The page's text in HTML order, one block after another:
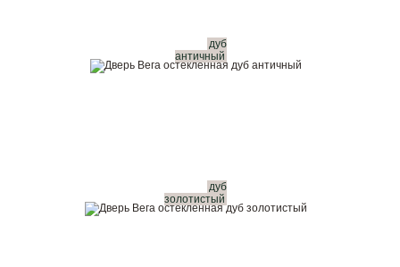
дуб
античный
дуб
золотистый